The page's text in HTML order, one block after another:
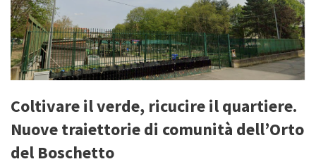
Coltivare il verde, ricucire il quartiere.
Nuove traiettorie di comunità dell’Orto
del Boschetto